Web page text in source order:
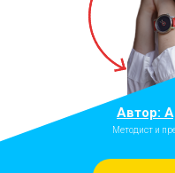
Автор:
Методист и